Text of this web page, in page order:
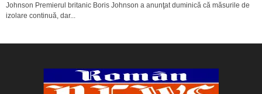
Johnson Premierul britanic Boris Johnson a anunţat duminică că măsurile de
izolare continuă, dar...